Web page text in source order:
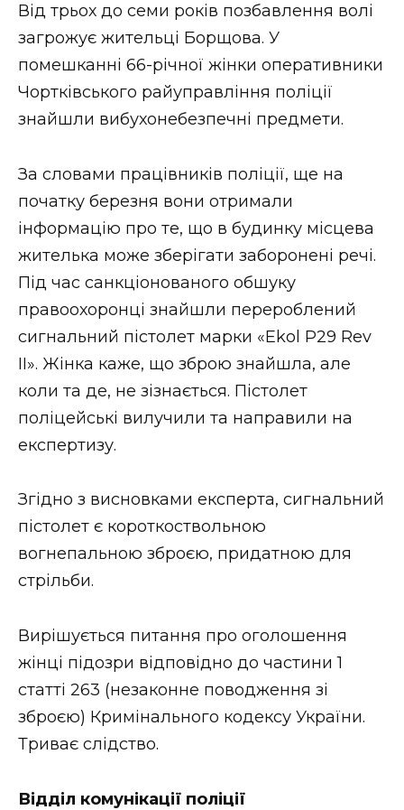
Втрачений Ужгород (відеоверсія)
ЗАКАРПАТСЬКІ НОВИНИ
НОВИНИ ЗАХІДНОЇ УКРАЇНИ
ФОТО
ВІДЕО
Від трьох до семи років позбавлення волі
загрожує жительці Борщова. У
помешканні 66-річної жінки оперативники
Чортківського райуправління поліції
знайшли вибухонебезпечні предмети.
За словами працівників поліції, ще на
початку березня вони отримали
інформацію про те, що в будинку місцева
жителька може зберігати заборонені речі.
Під час санкціонованого обшуку
правоохоронці знайшли перероблений
сигнальний пістолет марки «Ekol P29 Rev
II». Жінка каже, що зброю знайшла, але
коли та де, не зізнається. Пістолет
поліцейські вилучили та направили на
експертизу.
Згідно з висновками експерта, сигнальний
пістолет є короткоствольною
вогнепальною зброєю, придатною для
стрільби.
Вирішується питання про оголошення
жінці підозри відповідно до частини 1
статті 263 (незаконне поводження зі
зброєю) Кримінального кодексу України.
Триває слідство.
Відділ комунікації поліції